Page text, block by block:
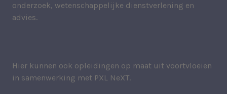
onderzoek, wetenschappelijke dienstverlening en
advies.
Hier kunnen ook opleidingen op maat uit voortvloeien
in samenwerking met PXL NeXT.